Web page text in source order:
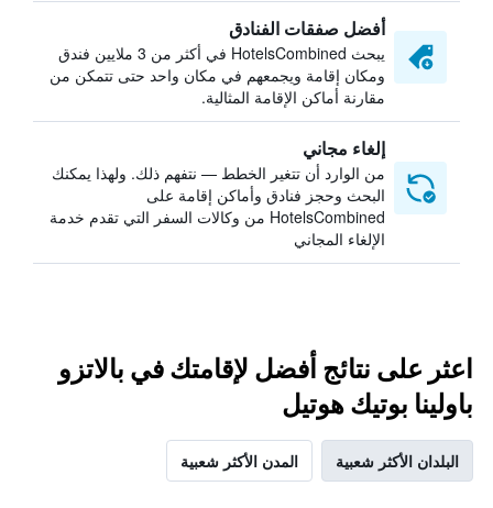
أفضل صفقات الفنادق
يبحث HotelsCombined في أكثر من 3 ملايين فندق
ومكان إقامة ويجمعهم في مكان واحد حتى تتمكن من
مقارنة أماكن الإقامة المثالية.
إلغاء مجاني
من الوارد أن تتغير الخطط — نتفهم ذلك. ولهذا يمكنك
البحث وحجز فنادق وأماكن إقامة على
HotelsCombined من وكالات السفر التي تقدم خدمة
الإلغاء المجاني
اعثر على نتائج أفضل لإقامتك في بالاتزو
باولينا بوتيك هوتيل
البلدان الأكثر شعبية المدن الأكثر شعبية